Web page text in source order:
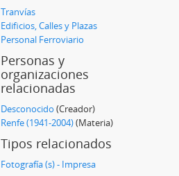
Tranvías
Edificios, Calles y Plazas
Personal Ferroviario
Personas y
organizaciones
relacionadas
Desconocido (Creador)
Renfe (1941-2004)(Materia)
Tipos relacionados
Fotografía (s) - Impresa